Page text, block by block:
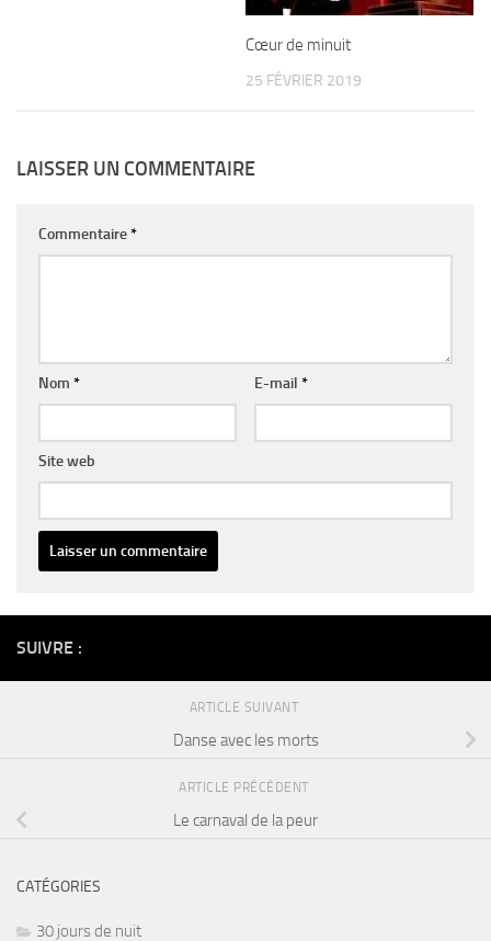
Cœur de minuit
25 FÉVRIER 2019
LAISSER UN COMMENTAIRE
Commentaire*
Nom * E-mail *
Site web
SUIVRE :
ARTICLE SUIVANT
Danse avec les morts
ARTICLE PRÉCÉDENT
Le carnaval de la peur
CATÉGORIES
30 jours de nuit